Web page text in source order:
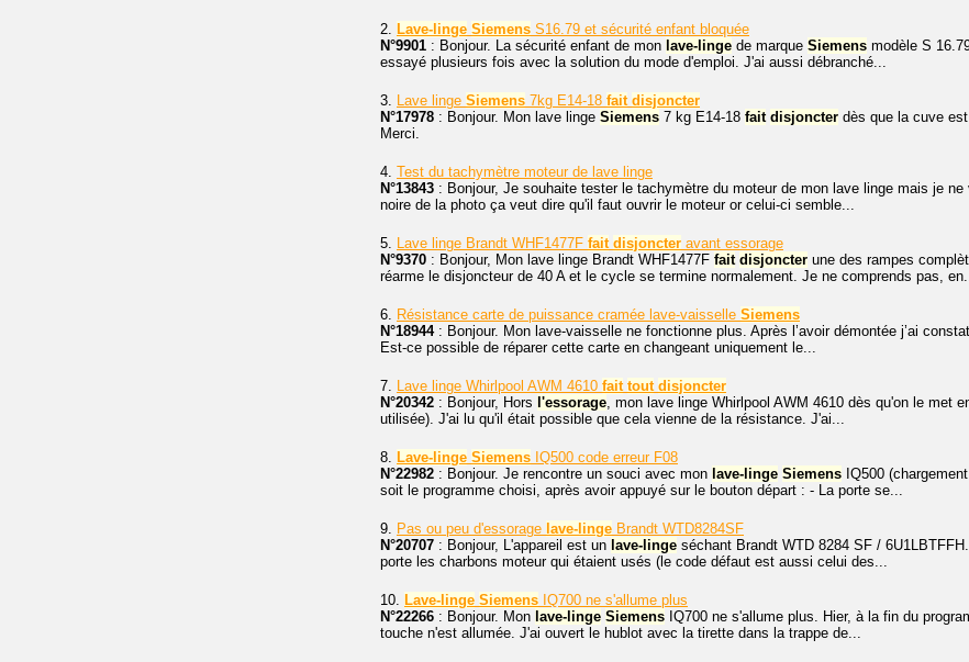
2. Lave-linge Siemens S16.79 et sécurité enfant bloquée
N°9901 : Bonjour. La sécurité enfant de mon lave-linge de marque Siemens modèle S
essayé plusieurs fois avec la solution du mode d'emploi. J'ai aussi débranché...
3. Lave linge Siemens 7kg E14-18 fait disjoncter
N°17978 : Bonjour. Mon lave linge Siemens 7 kg E14-18 fait disjoncter dès que la cuve
Merci.
4. Test du tachymètre moteur de lave linge
N°13843 : Bonjour, Je souhaite tester le tachymètre du moteur de mon lave linge mais je
noire de la photo ça veut dire qu'il faut ouvrir le moteur or celui-ci semble...
5. Lave linge Brandt WHF1477F fait disjoncter avant essorage
N°9370 : Bonjour, Mon lave linge Brandt WHF1477F fait disjoncter une des rampes
réarme le disjoncteur de 40 A et le cycle se termine normalement. Je ne comprends pas,
6. Résistance carte de puissance cramée lave-vaisselle Siemens
N°18944: Bonjour. Mon lave-vaisselle ne fonctionne plus. Après l’avoir démontée j’ai
Est-ce possible de réparer cette carte en changeant uniquement le...
7. Lave linge Whirlpool AWM 4610 fait tout disjoncter
N°20342 : Bonjour, Hors l'essorage, mon lave linge Whirlpool AWM 4610 dès qu'on le met
utilisée). J'ai lu qu'il était possible que cela vienne de la résistance. J'ai...
8. Lave-linge Siemens IQ500 code erreur F08
N°22982 : Bonjour. Je rencontre un souci avec mon lave-linge Siemens IQ500
soit le programme choisi, après avoir appuyé sur le bouton départ : - La porte se...
9. Pas ou peu d'essorage lave-linge Brandt WTD8284SF
N°20707 : Bonjour, L'appareil est un lave-linge séchant Brandt WTD 8284 SF /
porte les charbons moteur qui étaient usés (le code défaut est aussi celui des...
10. Lave-linge Siemens IQ700 ne s'allume plus
N°22266 : Bonjour. Mon lave-linge Siemens IQ700 ne s'allume plus. Hier, à la fin du
touche n'est allumée. J'ai ouvert le hublot avec la tirette dans la trappe de...